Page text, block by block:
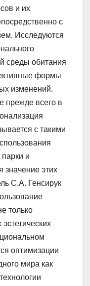
и их
с
Исследуются
среды обитания
формы
изменений.
прежде всего в
с такими
и
значение этих
С.А. Генсирук
только
оптимизации
мира как